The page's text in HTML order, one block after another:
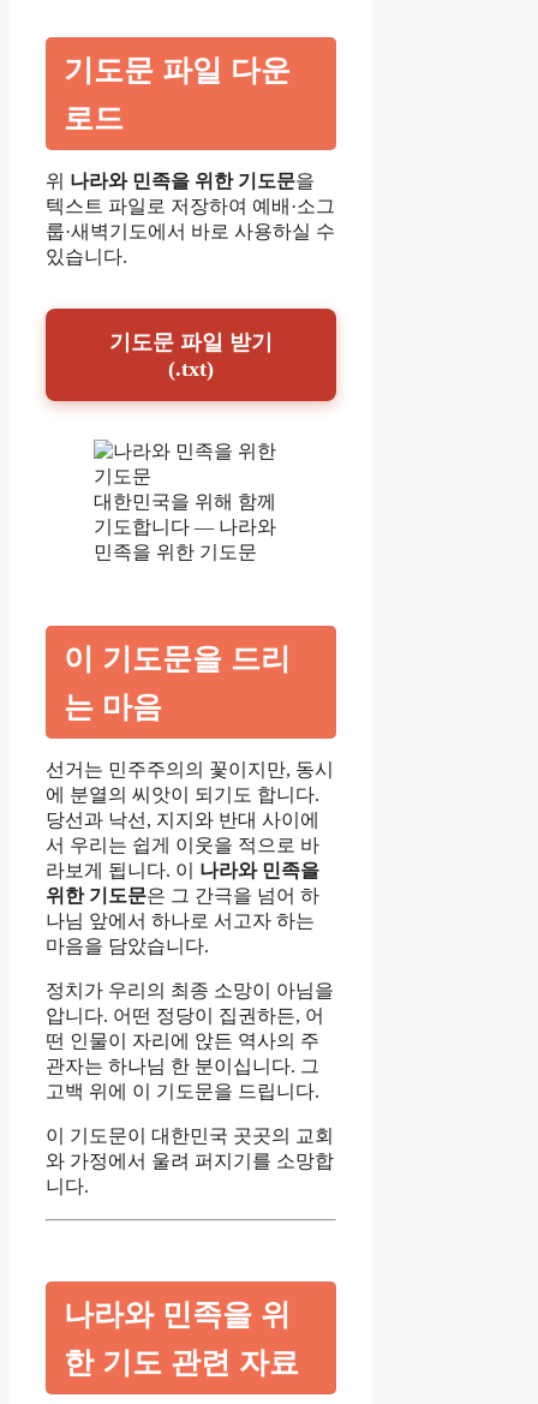
기도문 파일 다운
로드
위 나라와 민족을 위한 기도문을
텍스트 파일로 저장하여 예배·소그
룹·새벽기도에서 바로 사용하실 수
있습니다.
기도문 파일 받기
(.txt)
대한민국을 위해 함께
기도합니다 — 나라와
민족을 위한 기도문
이 기도문을 드리
는 마음
선거는 민주주의의 꽃이지만, 동시
에 분열의 씨앗이 되기도 합니다.
당선과 낙선, 지지와 반대 사이에
서 우리는 쉽게 이웃을 적으로 바
라보게 됩니다. 이 나라와 민족을
위한 기도문은 그 간극을 넘어 하
나님 앞에서 하나로 서고자 하는
마음을 담았습니다.
정치가 우리의 최종 소망이 아님을
압니다. 어떤 정당이 집권하든, 어
떤 인물이 자리에 앉든 역사의 주
관자는 하나님 한 분이십니다. 그
고백 위에 이 기도문을 드립니다.
이 기도문이 대한민국 곳곳의 교회
와 가정에서 울려 퍼지기를 소망합
니다.
나라와 민족을 위
한 기도 관련 자료